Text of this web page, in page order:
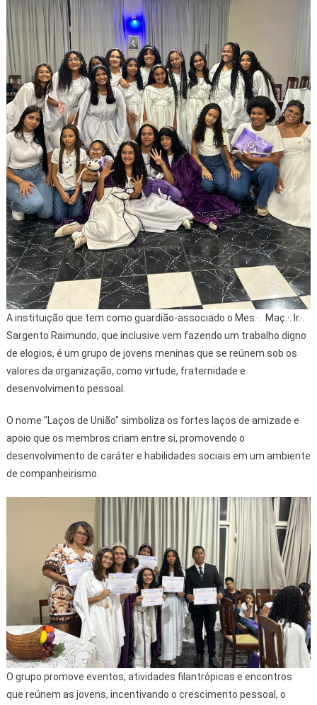
A instituição que tem como guardião-associado o Mes.·. Maç.·. Ir.·.
Sargento Raimundo, que inclusive vem fazendo um trabalho digno
de elogios, é um grupo de jovens meninas que se reúnem sob os
valores da organização, como virtude, fraternidade e
desenvolvimento pessoal.
O nome "Laços de União" simboliza os fortes laços de amizade e
apoio que os membros criam entre si, promovendo o
desenvolvimento de caráter e habilidades sociais em um ambiente
de companheirismo.
O grupo promove eventos, atividades filantrópicas e encontros
que reúnem as jovens, incentivando o crescimento pessoal, o